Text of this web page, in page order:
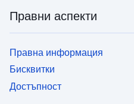
Правни аспекти
Правна информация
Бисквитки
Достъпност